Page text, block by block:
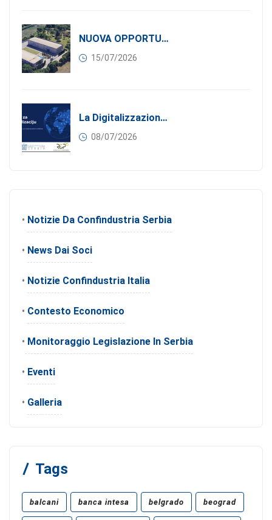
NUOVA OPPORTUNITÀ DI BUSINESS PER I SOCI DI CONFINDUSTRIA SERBIA: Affitasi Un Moderno Capannone Industriale A Pančevo – 1.200 M² Nella Zona Industriale
15/07/2026
La Digitalizzazione Come Motore Dell’internazionalizzazione
08/07/2026
• Notizie Da Confindustria Serbia
• News Dai Soci
• Notizie Confindustria Italia
• Contesto Economico
• Monitoraggio Legislazione In Serbia
• Eventi
• Galleria
Tags
balcani banca intesa belgrado beograd